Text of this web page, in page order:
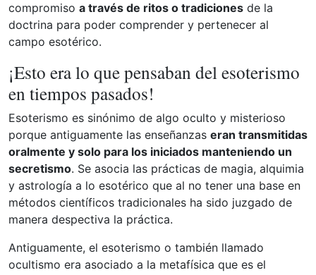
compromiso a través de ritos o tradiciones de la
doctrina para poder comprender y pertenecer al
campo esotérico.
¡Esto era lo que pensaban del esoterismo
en tiempos pasados!
Esoterismo es sinónimo de algo oculto y misterioso
porque antiguamente las enseñanzas eran transmitidas
oralmente y solo para los iniciados manteniendo un
secretismo. Se asocia las prácticas de magia, alquimia
y astrología a lo esotérico que al no tener una base en
métodos científicos tradicionales ha sido juzgado de
manera despectiva la práctica.
Antiguamente, el esoterismo o también llamado
ocultismo era asociado a la metafísica que es el